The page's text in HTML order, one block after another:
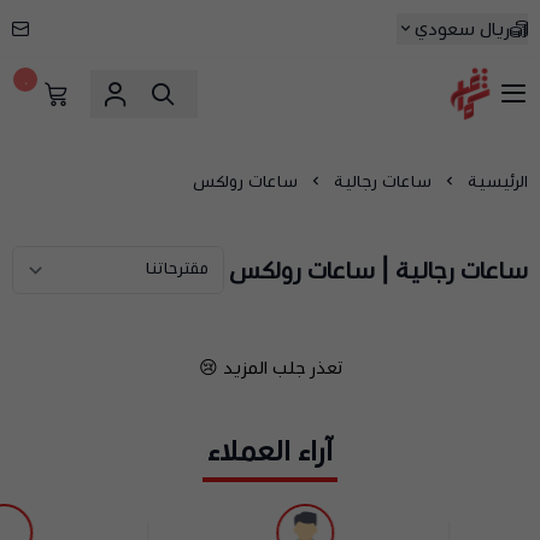
ريال سعودي
شماغ شوب | أفضل متجر شماغ في السعودية
الرئيسية ساعات رجالية ساعات رولكس
ساعات رجالية | ساعات رولكس
تعذر جلب المزيد 😢
آراء العملاء